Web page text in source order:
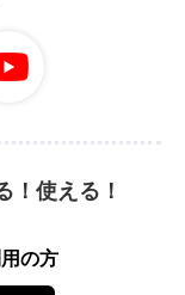
！使える！
の方